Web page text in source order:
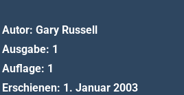
Autor: Gary Russell
Ausgabe: 1
Auflage: 1
Erschienen: 1. Januar 2003